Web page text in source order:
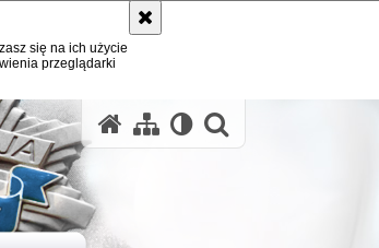
się na ich użycie
przeglądarki